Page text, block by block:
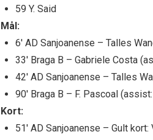
59 Y. Said
Mål:
6′ AD Sanjoanense – Talles
33′ Braga B – Gabriele Costa
42′ AD Sanjoanense – Talles
90′ Braga B – F. Pascoal
Kort:
51′ AD Sanjoanense – Gult